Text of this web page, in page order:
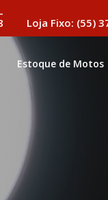
Loja Fixo: (55)
Estoque de Motos